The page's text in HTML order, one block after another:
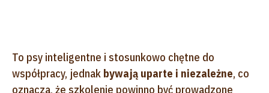
To psy inteligentne i stosunkowo chętne do
współpracy, jednak bywają uparte i niezależne, co
oznacza, że szkolenie powinno być prowadzone